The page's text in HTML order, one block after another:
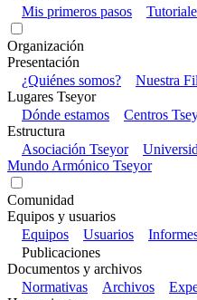
Mis primeros pasos
Organización
Presentación
¿Quiénes somos?
Nuestra
Lugares Tseyor
Dónde estamos
Centros
Estructura
Asociación Tseyor
Mundo Armónico Tseyor
Comunidad
Equipos y usuarios
Equipos
Usuarios
Publicaciones
Documentos y archivos
Normativas
Archivos